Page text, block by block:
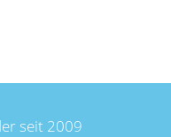
seit 2009